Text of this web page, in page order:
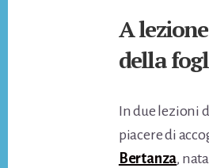
A
della
In due lezioni
piacere di
Bertanza,